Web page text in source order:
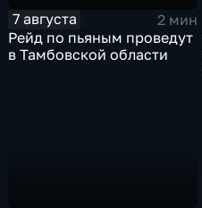
7 августа
2 мин
Рейд по пьяным проведут
в Тамбовской области